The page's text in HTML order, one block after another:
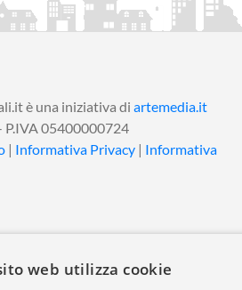
è una iniziativa di artemedia.it
05400000724
| Informativa Privacy | Informativa
web utilizza cookie